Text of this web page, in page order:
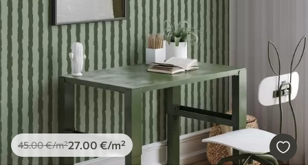
45.00€/m²27.00 €/m²